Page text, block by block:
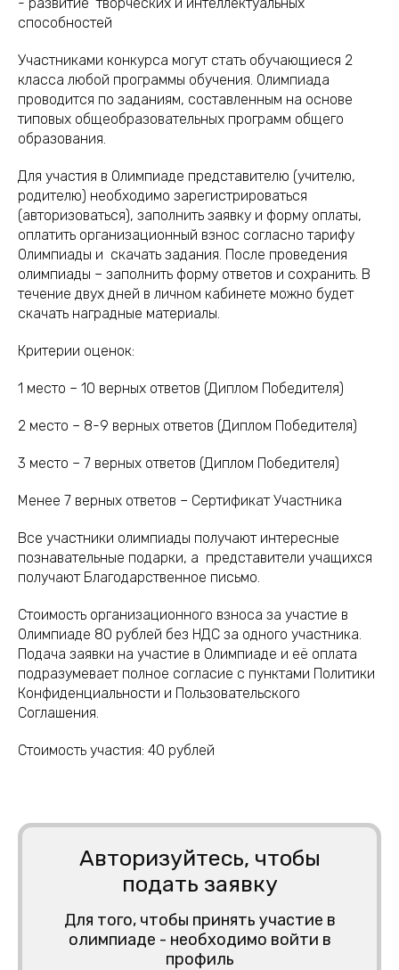
способностей
Участниками конкурса могут стать обучающиеся 2
класса любой программы обучения. Олимпиада
проводится по заданиям, составленным на основе
типовых общеобразовательных программ общего
образования.
Для участия в Олимпиаде представителю (учителю,
родителю) необходимо зарегистрироваться
(авторизоваться), заполнить заявку и форму оплаты,
оплатить организационный взнос согласно тарифу
Олимпиады и скачать задания. После проведения
олимпиады – заполнить форму ответов и сохранить. В
течение двух дней в личном кабинете можно будет
скачать наградные материалы.
Критерии оценок:
1 место – 10 верных ответов (Диплом Победителя)
2 место – 8-9 верных ответов (Диплом Победителя)
3 место – 7 верных ответов (Диплом Победителя)
Менее 7 верных ответов – Сертификат Участника
Все участники олимпиады получают интересные
познавательные подарки, а представители учащихся
получают Благодарственное письмо.
Стоимость организационного взноса за участие в
Олимпиаде 80 рублей без НДС за одного участника.
Подача заявки на участие в Олимпиаде и её оплата
подразумевает полное согласие с пунктами Политики
Конфиденциальности и Пользовательского
Соглашения.
Стоимость участия: 40 рублей
Авторизуйтесь, чтобы
подать заявку
Для того, чтобы принять участие в
олимпиаде - необходимо войти в
профиль